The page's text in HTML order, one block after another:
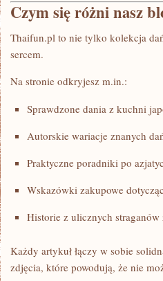
Czym się różni nasz
Thaifun.pl to nie tylko kolekcja
sercem.
Na stronie odkryjesz m.in.:
Sprawdzone dania z kuchni
Autorskie wariacje znanych
Praktyczne poradniki po
Wskazówki zakupowe
Historie z ulicznych
Każdy artykuł łączy w sobie
zdjęcia, które powodują, że nie